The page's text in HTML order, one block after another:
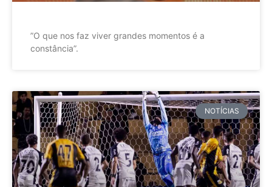
”O que nos faz viver grandes momentos é a
constância”.
NOTÍCIAS